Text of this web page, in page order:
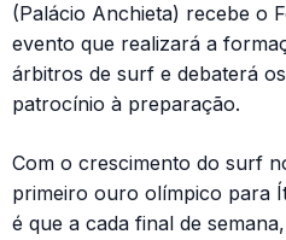
(Palácio Anchieta) recebe o
evento que realizará a
árbitros de surf e debaterá
patrocínio à preparação.
Com o crescimento do surf
primeiro ouro olímpico para
é que a cada final de